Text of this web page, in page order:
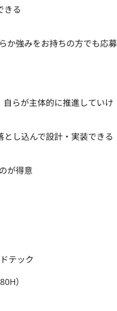
きる
か強みをお持ちの方でも応募
らが主体的に推進していけ
し込んで設計・実装できる
が得意
テック
）